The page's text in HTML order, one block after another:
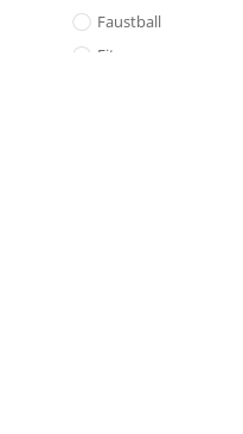
Faustball
Fitness